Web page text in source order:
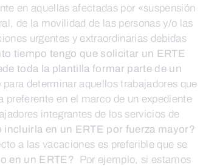
en aquellas afectadas por «suspensión
de la movilidad de las personas y/o las
urgentes y extraordinarias debidas
tiempo tengo que solicitar un ERTE
toda la plantilla formar parte de un
determinar aquellos trabajadores que
en el marco de un expediente
integrantes de los servicios de
en un ERTE por fuerza mayor?
a las vacaciones es preferible que se
en un ERTE? Por ejemplo, si estamos